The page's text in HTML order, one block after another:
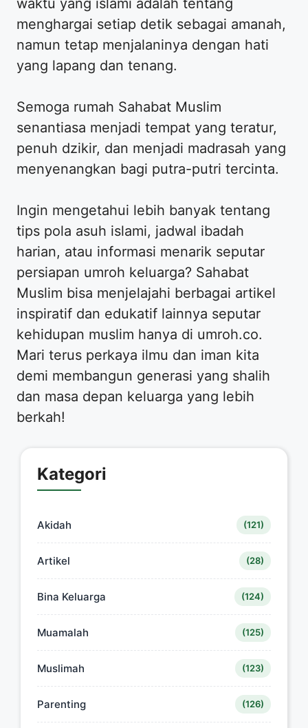
menghargai setiap detik sebagai amanah,
namun tetap menjalaninya dengan hati
yang lapang dan tenang.
​Semoga rumah Sahabat Muslim
senantiasa menjadi tempat yang teratur,
penuh dzikir, dan menjadi madrasah yang
menyenangkan bagi putra-putri tercinta.
​Ingin mengetahui lebih banyak tentang
tips pola asuh islami, jadwal ibadah
harian, atau informasi menarik seputar
persiapan umroh keluarga? Sahabat
Muslim bisa menjelajahi berbagai artikel
inspiratif dan edukatif lainnya seputar
kehidupan muslim hanya di umroh.co.
Mari terus perkaya ilmu dan iman kita
demi membangun generasi yang shalih
dan masa depan keluarga yang lebih
berkah!
Kategori
Akidah (121)
Artikel (28)
Bina Keluarga (124)
Muamalah (125)
Muslimah (123)
Parenting (126)